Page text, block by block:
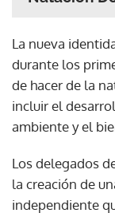
La nueva
durante los
de hacer de la
incluir el
ambiente y el
Los delegados
la creación de
independiente